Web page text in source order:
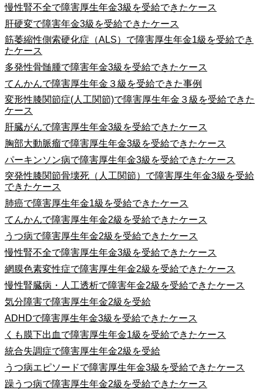
慢性腎不全で障害厚生年金3級を受給できたケース
肝硬変で障害年金3級を受給できたケース
筋萎縮性側索硬化症（ALS）で障害厚生年金1級を受給でき
たケース
多発性骨髄腫で障害年金3級を受給できたケース
てんかんで障害厚生年金３級を受給できた事例
変形性膝関節症(人工関節)で障害厚生年金３級を受給できた
ケース
肝臓がんで障害厚生年金3級を受給できたケース
胸部大動脈瘤で障害厚生年金3級を受給できたケース
パーキンソン病で障害厚生年金3級を受給できたケース
突発性膝関節骨壊死（人工関節）で障害厚生年金3級を受給
できたケース
肺癌で障害厚生年金1級を受給できたケース
てんかんで障害厚生年金2級を受給できたケース
うつ病で障害厚生年金2級を受給できたケース
慢性腎不全で障害厚生年金3級を受給できたケース
網膜色素変性症で障害厚生年金2級を受給できたケース
慢性腎臓病・人工透析で障害年金2級を受給できたケース
気分障害で障害厚生年金2級を受給
ADHDで障害厚生年金3級を受給できたケース
くも膜下出血で障害厚生年金1級を受給できたケース
統合失調症で障害厚生年金2級を受給
うつ病エピソードで障害厚生年金3級を受給できたケース
躁うつ病で障害厚生年金2級を受給できたケース